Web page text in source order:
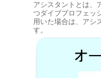
アシスタントとは、
つダイブプロフェッ
用いた場合は、アシ
す。